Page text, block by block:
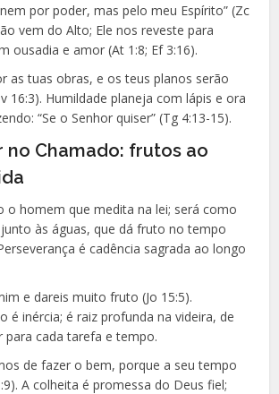
por poder, mas pelo meu Espírito” (Zc
vem do Alto; Ele nos reveste para
ousadia e amor (At 1:8; Ef 3:16).
as tuas obras, e os teus planos serão
16:3). Humildade planeja com lápis e ora
“Se o Senhor quiser” (Tg 4:13-15).
no Chamado: frutos ao
o homem que medita na lei; será como
às águas, que dá fruto no tempo
é cadência sagrada ao longo
e dareis muito fruto (Jo 15:5).
é inércia; é raiz profunda na videira, de
para cada tarefa e tempo.
de fazer o bem, porque a seu tempo
A colheita é promessa do Deus fiel;